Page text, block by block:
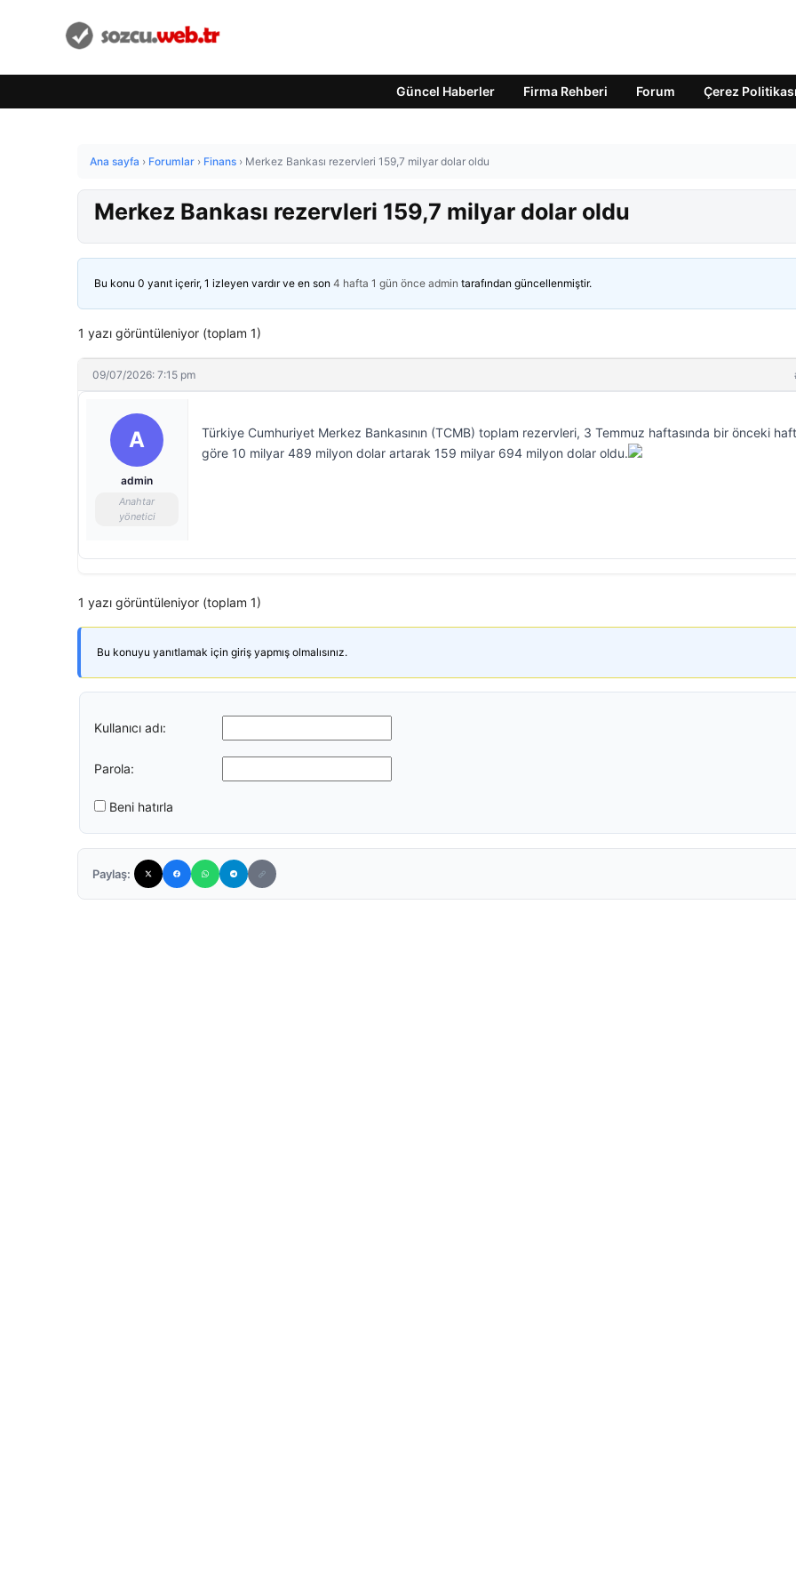
Güncel Haberler Firma Rehberi Forum Çerez Politikası
Ana sayfa › Forumlar › Finans › Merkez Bankası rezervleri 159,7 milyar dolar oldu
Merkez Bankası rezervleri 159,7 milyar dolar oldu
Bu konu 0 yanıt içerir, 1 izleyen vardır ve en son 4 hafta 1 gün önce admin tarafından güncellenmiştir.
1 yazı görüntüleniyor (toplam 1)
09/07/2026: 7:15 pm
A
admin
Anahtar
yönetici
Türkiye Cumhuriyet Merkez Bankasının (TCMB) toplam rezervleri, 3 Temmuz haftasında bir önceki
göre 10 milyar 489 milyon dolar artarak 159 milyar 694 milyon dolar oldu.
1 yazı görüntüleniyor (toplam 1)
Bu konuyu yanıtlamak için giriş yapmış olmalısınız.
Kullanıcı adı:
Parola:
Beni hatırla
Paylaş: